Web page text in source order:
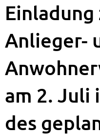
Einladung
Anlieger-
am 2. Juli
des